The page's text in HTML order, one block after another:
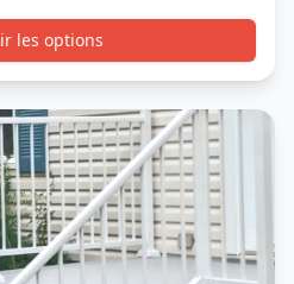
les options